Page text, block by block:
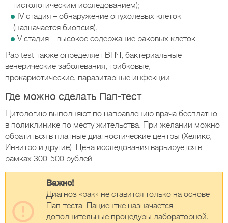
гистологическим исследованием);
IV стадия – обнаружение опухолевых клеток
(назначается биопсия);
V стадия – высокое содержание раковых клеток.
Pap test также определяет ВПЧ, бактериальные
венерические заболевания, грибковые,
прокариотические, паразитарные инфекции.
Где можно сделать Пап-тест
Цитологию выполняют по направлению врача бесплатно
в поликлинике по месту жительства. При желании можно
обратиться в платные диагностические центры (Хеликс,
Инвитро и другие). Цена исследования варьируется в
рамках 300-500 рублей.
Важно!
Диагноз «рак» не ставится только на основе
Пап-теста. Пациентке назначается
дополнительные процедуры лабораторной,